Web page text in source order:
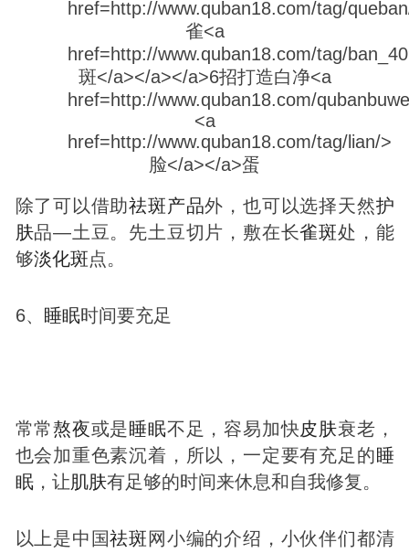
除了可以借助祛斑产品外，也可以选择天然护
肤品—土豆。先土豆切片，敷在长雀斑处，能
够淡化斑点。
6、 睡眠时间要充足
常常熬夜或是睡眠不足，容易加快皮肤衰老，
也会加重色素沉着，所以，一定要有充足的睡
眠，让肌肤有足够的时间来休息和自我修复。
以上是中国祛斑 网小编的介绍，小伙伴们都清